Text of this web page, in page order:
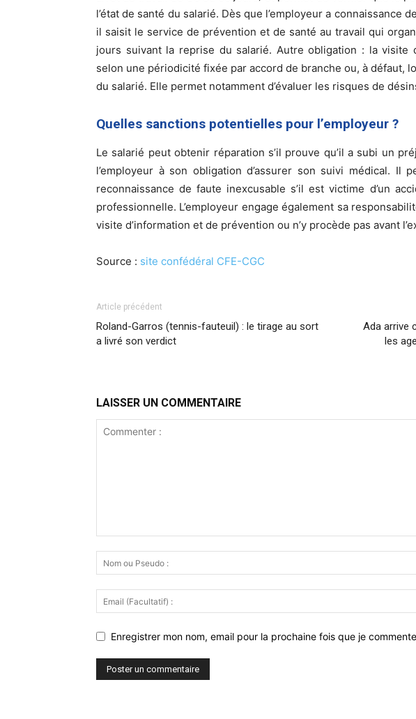
l’état de santé du salarié. Dès que l’employeur a connaissance
il saisit le service de prévention et de santé au travail qui
jours suivant la reprise du salarié. Autre obligation : la
selon une périodicité fixée par accord de branche ou, à défaut,
du salarié. Elle permet notamment d’évaluer les risques de
Quelles sanctions potentielles pour l’employeur ?
Le salarié peut obtenir réparation s’il prouve qu’il a subi un
l’employeur à son obligation d’assurer son suivi médical. Il
reconnaissance de faute inexcusable s’il est victime d’un
professionnelle. L’employeur engage également sa
visite d’information et de prévention ou n’y procède pas avant
Source : site confédéral CFE-CGC
Article précédent
Roland-Garros (tennis-fauteuil) : le tirage au sort
a livré son verdict
Ada arrive
les
LAISSER UN COMMENTAIRE
Enregistrer mon nom, email pour la prochaine fois que je